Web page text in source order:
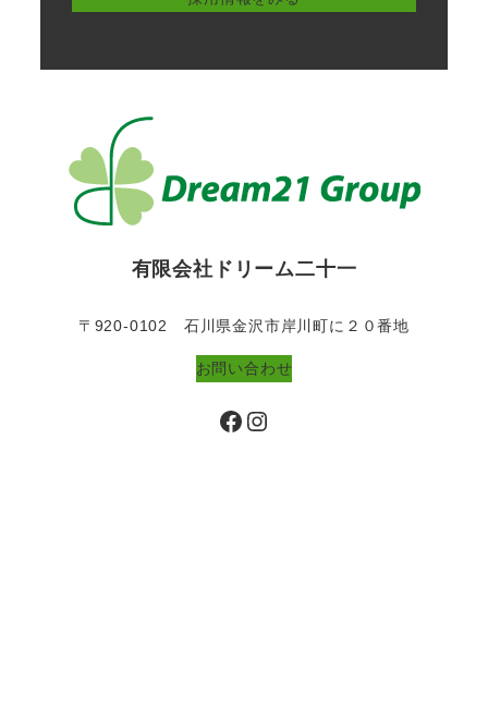
有限会社ドリーム二十一
〒920-0102 石川県金沢市岸川町に２０番地
お問い合わせ
Facebook Instagram